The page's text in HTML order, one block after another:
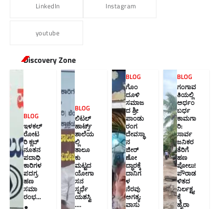
LinkedIn Instagram
youtube
Discovery Zone
BLOG
ಇಳಕಲ್
ರೋಟ
ರಿ ಕ್ಲಬ್
ನೂತನ‌
ಪದಾಧಿ
ಕಾರಿಗಳ
ಪದಗ್ರ
ಹಣ
ಸಮಾ
ರಂಭ…
BLOG
ಲಿಟಲ್
ಹಾರ್ಟ್ಸ್
ಶಾಲೆಯ
ಲ್ಲಿ
ತಾಲೂ
ಕು
ಮಟ್ಟದ
ಯೋಗಾ
ಸನ
ಸ್ಪರ್ಧೆ
ಯಶಸ್ವಿ
….
BLOG
ಗೊಂ
ದೂಳಿ
ಸಮಾಜ
ದ ಶ್ರೀ
ಪಾಂಡು
ರಂಗ
ದೇವಸ್ಥಾ
ನ
ಜೀರ್
ಣೋ
ದ್ಧಾರಕ್ಕೆ
ದಾನಿಗ
ಳ
ನೆರವು
ಅಗತ್ಯ:
ವಾಸು
BLOG
ಗಂಗಾವ
ತಿಯಲ್ಲಿ
ಅರ್ಧಂ
ಬರ್ಧ
ಕಾಮಗಾ
ರಿ:
ಸಾರ್ವ
ಜನಿಕರ
ತೆರಿಗೆ
ಹಣ
ಪೋಲು!
ಪೌರಾಡ
ಳಿತದ
ನಿರ್ಲಕ್ಷ್ಯ
ಕ್ಕೆ
ಹೈರಾ